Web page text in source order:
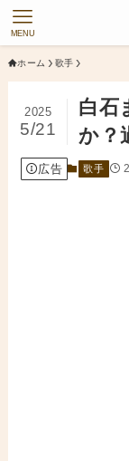
MENU
ホーム 歌手
白石
か？
2025
5/21
広告 歌手